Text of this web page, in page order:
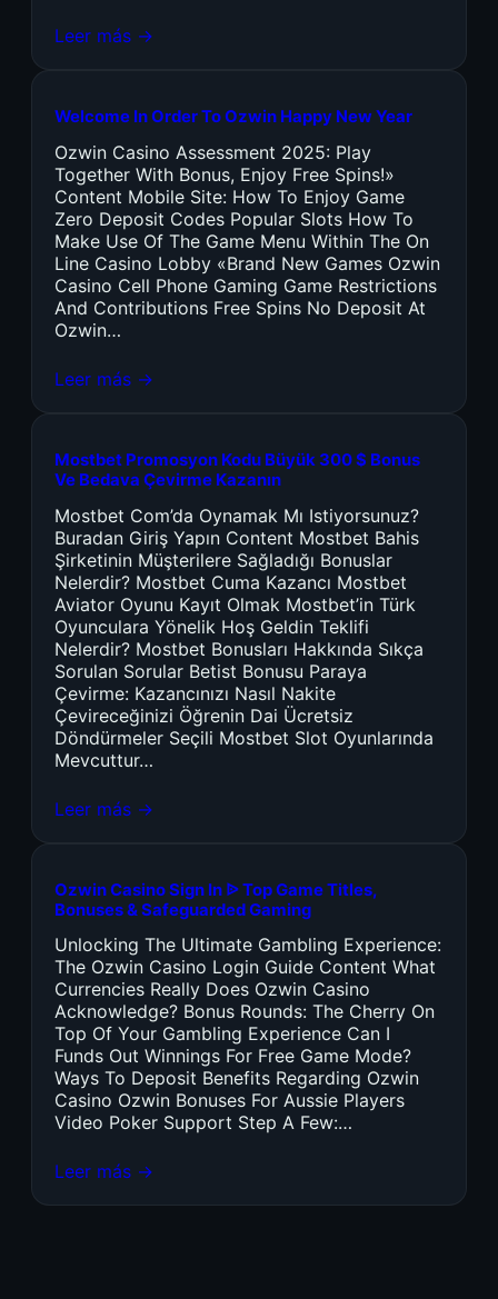
Leer más →
Welcome In Order To Ozwin Happy New Year
Ozwin Casino Assessment 2025: Play
Together With Bonus, Enjoy Free Spins!»
Content Mobile Site: How To Enjoy Game
Zero Deposit Codes Popular Slots How To
Make Use Of The Game Menu Within The On
Line Casino Lobby «Brand New Games Ozwin
Casino Cell Phone Gaming Game Restrictions
And Contributions Free Spins No Deposit At
Ozwin…
Leer más →
Mostbet Promosyon Kodu Büyük 300 $ Bonus
Ve Bedava Çevirme Kazanın
Mostbet Com’da Oynamak Mı Istiyorsunuz?
Buradan Giriş Yapın Content Mostbet Bahis
Şirketinin Müşterilere Sağladığı Bonuslar
Nelerdir? Mostbet Cuma Kazancı Mostbet
Aviator Oyunu Kayıt Olmak Mostbet’in Türk
Oyunculara Yönelik Hoş Geldin Teklifi
Nelerdir? Mostbet Bonusları Hakkında Sıkça
Sorulan Sorular Betist Bonusu Paraya
Çevirme: Kazancınızı Nasıl Nakite
Çevireceğinizi Öğrenin Dai Ücretsiz
Döndürmeler Seçili Mostbet Slot Oyunlarında
Mevcuttur…
Leer más →
Ozwin Casino Sign In ᐉ Top Game Titles,
Bonuses & Safeguarded Gaming
Unlocking The Ultimate Gambling Experience:
The Ozwin Casino Login Guide Content What
Currencies Really Does Ozwin Casino
Acknowledge? Bonus Rounds: The Cherry On
Top Of Your Gambling Experience Can I
Funds Out Winnings For Free Game Mode?
Ways To Deposit Benefits Regarding Ozwin
Casino Ozwin Bonuses For Aussie Players
Video Poker Support Step A Few:…
Leer más →